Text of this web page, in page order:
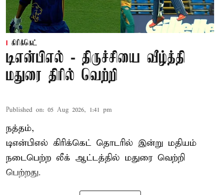
கிரிக்கெட்
டிஎன்பிஎல் - திருச்சியை வீழ்த்தி
மதுரை திரில் வெற்றி
Published on: 05 Aug 2026, 1:41 pm
நத்தம்,
டிஎன்பிஎல் கிரிக்கெட் தொடரில் இன்று மதியம்
நடைபெற்ற லீக் ஆட்டத்தில் மதுரை வெற்றி
பெற்றது.